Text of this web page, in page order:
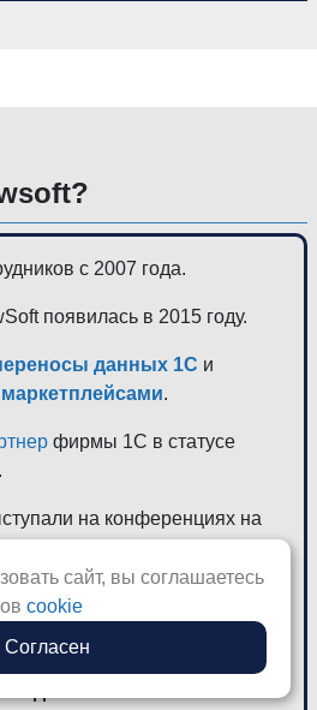
с 2007 года.
появилась в 2015 году.
данных 1С и
.
фирмы 1С в статусе
.
на конференциях на
с УПП на ERP. Сложности
учета при
сайт, вы соглашаетесь
cookie
Согласен